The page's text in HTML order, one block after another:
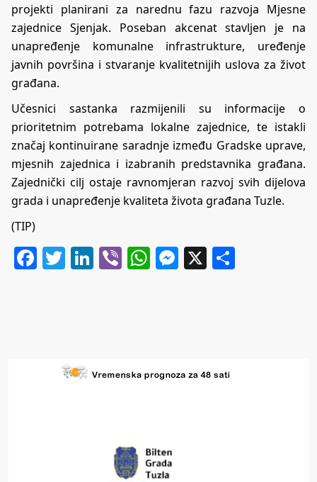
projekti planirani za narednu fazu razvoja Mjesne
zajednice Sjenjak. Poseban akcenat stavljen je na
unapređenje komunalne infrastrukture, uređenje
javnih površina i stvaranje kvalitetnijih uslova za život
građana.
Učesnici sastanka razmijenili su informacije o
prioritetnim potrebama lokalne zajednice, te istakli
značaj kontinuirane saradnje između Gradske uprave,
mjesnih zajednica i izabranih predstavnika građana.
Zajednički cilj ostaje ravnomjeran razvoj svih dijelova
grada i unapređenje kvaliteta života građana Tuzle.
(TIP)
Facebook
Twitter
LinkedIn
ViberWhatsApp
Messenger
X